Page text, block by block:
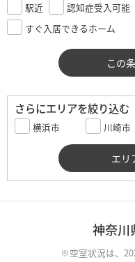
駅近
認知症受入可能
すぐ入居できるホーム
この
さらにエリアを絞り込む
横浜市 川崎市
エリ
神奈川
※空室状況は、